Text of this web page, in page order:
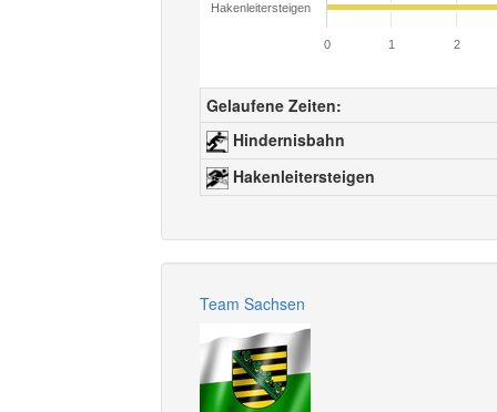
Hakenleitersteigen
0 1 2
Gelaufene Zeiten:
Hindernisbahn
Hakenleitersteigen
Team Sachsen